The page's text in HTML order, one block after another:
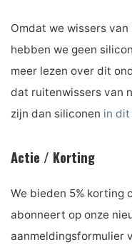
Omdat we wissers
hebben we geen
meer lezen over dit
dat ruitenwissers van
zijn dan siliconen in
Actie / Korting
We bieden 5% korting
abonneert op onze
aanmeldingsformulier